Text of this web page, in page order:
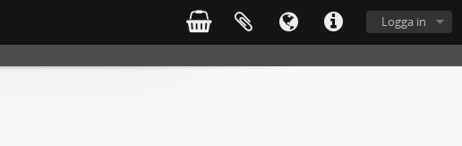
Logga in